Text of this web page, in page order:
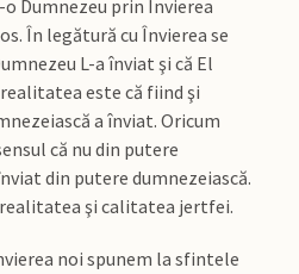
Dumnezeu prin Învierea
În legătură cu Învierea se
L-a înviat şi că El
este că fiind şi
a înviat. Oricum
că nu din putere
din putere dumnezeiască.
şi calitatea jertfei.
noi spunem la sfintele